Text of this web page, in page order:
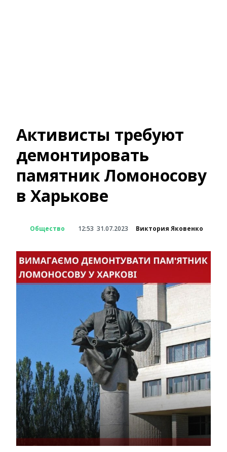
Активисты требуют
демонтировать
памятник Ломоносову
в Харькове
Общество 12:53 31.07.2023 Виктория Яковенко